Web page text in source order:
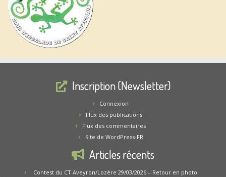
Inscription (Newsletter)
Connexion
Flux des publications
Flux des commentaires
Site de WordPress-FR
Articles récents
Contest du CT Aveyron/Lozère 29/03/2026 – Retour en photo